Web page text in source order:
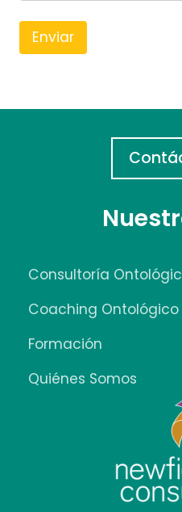
Consultoría
Coaching Ontológico
Formación
Quiénes Somos